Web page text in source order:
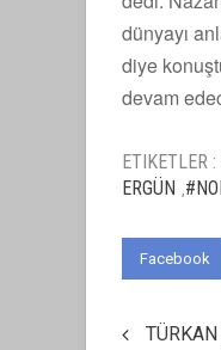
dünyayı
diye
devam
ETIKETLER :
ERGÜN
Facebook